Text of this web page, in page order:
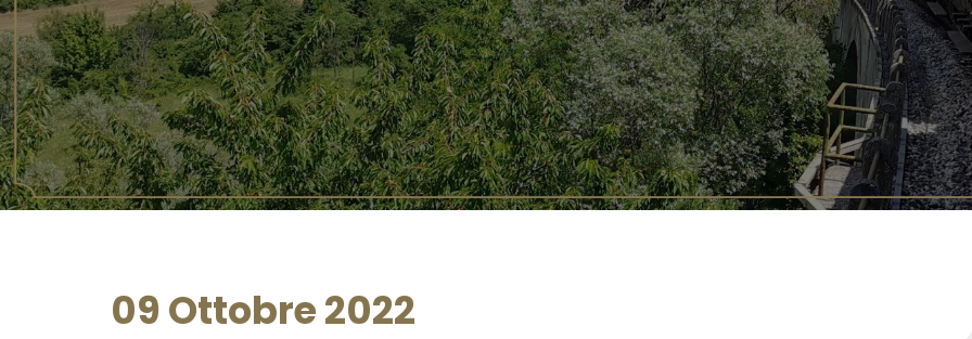
09 Ottobre 2022